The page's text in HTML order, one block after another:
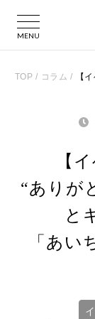
TOP / コラム / 【
【
“ありが
と
「あい